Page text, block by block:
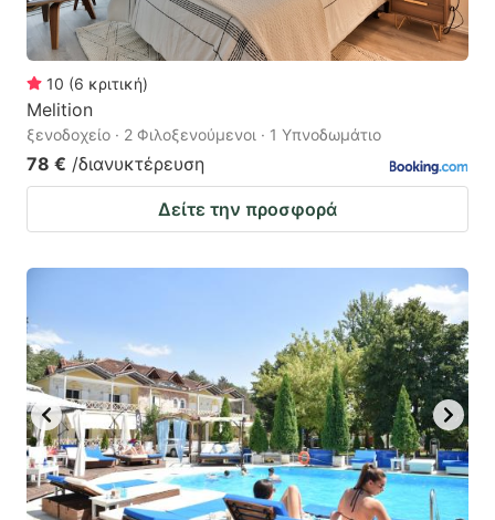
10 (6 κριτική)
Melition
ξενοδοχείο · 2 Φιλοξενούμενοι · 1 Υπνοδωμάτιο
78 € /διανυκτέρευση
Δείτε την προσφορά